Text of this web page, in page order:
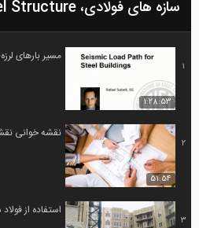
سازه های فولادی، Steel Structure
1
1:28:53
مسیر بارهای
2
51:54
نقشه خوانی
3
استفاده از